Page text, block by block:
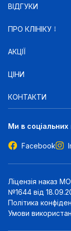
ВІДГУКИ
ПРО КЛІНІКУ
АКЦІЇ
ЦІНИ
КОНТАКТИ
Ми в
Facebook
Ліцензія наказ
№1644 від
Політика
Умови